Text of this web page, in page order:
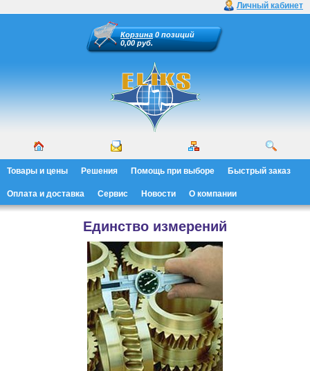
Личный кабинет
Корзина 0 позиций
0,00 руб.
Товары и цены Решения Помощь при выборе Быстрый заказ
Оплата и доставка Сервис Новости О компании
Единство измерений